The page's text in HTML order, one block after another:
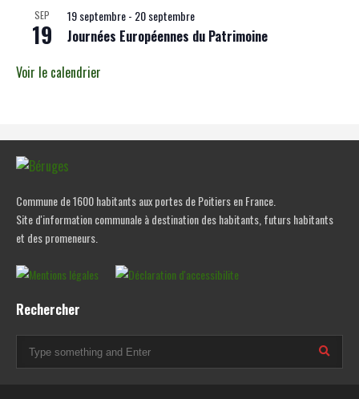
SEP
19
19 septembre- 20 septembre
Journées Européennes du Patrimoine
Voir le calendrier
Commune de 1600 habitants aux portes de Poitiers en France.
Site d'information communale à destination des habitants, futurs habitants
et des promeneurs.
Rechercher